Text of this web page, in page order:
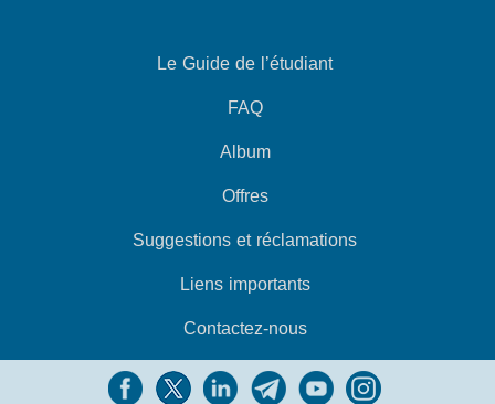
Le Guide de l’étudiant
FAQ
Album
Offres
Suggestions et réclamations
Liens importants
Contactez-nous